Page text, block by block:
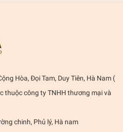
Hòa, Đọi Tam, Duy Tiên, Hà Nam (
thuộc công ty TNHH thương mại và
chinh, Phủ lý, Hà nam